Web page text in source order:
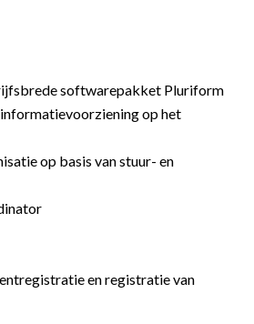
softwarepakket Pluriform
op het
op basis van stuur- en
en registratie van